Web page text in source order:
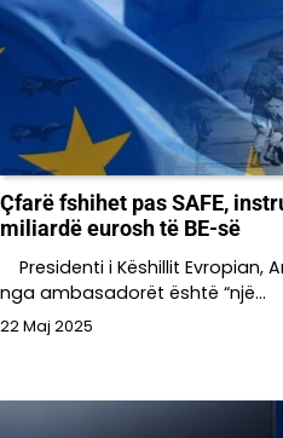
Çfarë fshihet pas SAFE,
miliardë eurosh të BE-së
Presidenti i Këshillit Evropian,
nga ambasadorët është “një…
22 Maj 2025